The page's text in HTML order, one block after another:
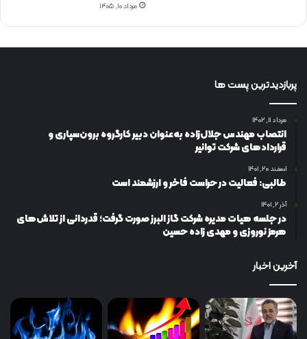
مرداد ۱۰, ۱۴۰۵
پربازدیدترین پست ها
مرداد ۱۱, ۱۴۰۲
انتصاب مهندس جلال‌زاده به‌عنوان دبیر كارگروه برون‌سپاری و
قراردادهای شركت توانیر
اسفند ۲۰, ۱۴۰۱
طالبی: فعالیت در حراست فاخر و ارزشمند است
آذر ۲, ۱۴۰۱
در جلسه هیات مدیره شرکت گاز البرز صورت گرفت؛ قدردانی از تلاش‌های
هرمز نوروزی و مهدی زاده حسین
آخرین اخبار